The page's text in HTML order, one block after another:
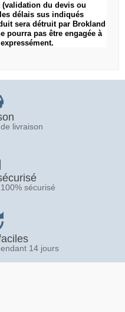
du devis ou
délais sus indiqués
sera détruit par Brokland
pourra pas être engagée à
livraison
sécurisé
14 jours